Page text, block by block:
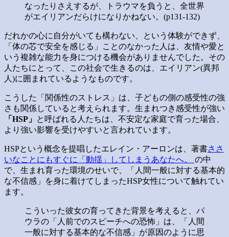
なったりさえするが、トラウマを負うと、全世界
がエイリアンだらけになりかねない。(p131-132)
だれかの心に自分がいても構わない、という体験ができず、
「体の芯で安全を感じる」ことのなかった人は、友情や愛と
いう複雑な能力を身につける機会がありませんでした。その
人たちにとって、この社会で生きるのは、エイリアン(異邦
人)に囲まれているようなものです。
こうした「関係性のストレス」は、子どもの側の感受性の強
さも関係していると考えられます。生まれつき感受性が強い
「HSP」 と呼ばれる人たちは、不安定な家庭で育った場合、
より強い影響を受けやすいと言われています。
HSPという概念を提唱したエレイン・アーロンは、著書ささ
いなことにもすぐに「動揺」してしまうあなたへ。 の中
で、生まれ育った環境のせいで、「人間一般に対する基本的
な不信感」を身に着けてしまったHSP女性について触れてい
ます。
こういった彼女の育ってきた背景を考えると、パ
ウラの「人前でのスピーチへの恐怖」は、「人間
一般に対する基本的な不信感」が原因のように思